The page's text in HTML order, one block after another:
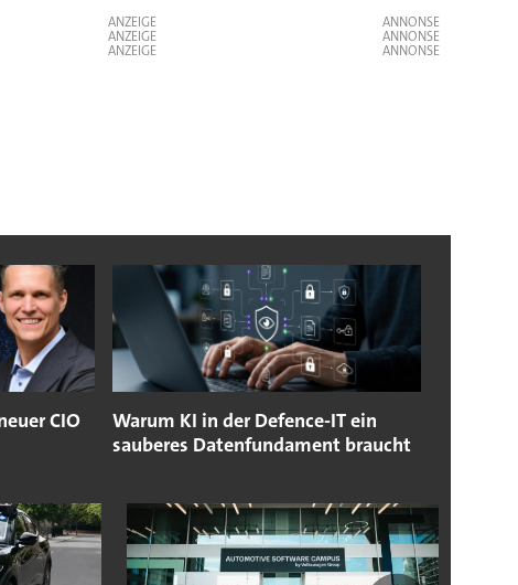
ANZEIGE
ANZEIGE
ANZEIGE
CIO
Warum KI in der Defence-IT ein
sauberes Datenfundament braucht